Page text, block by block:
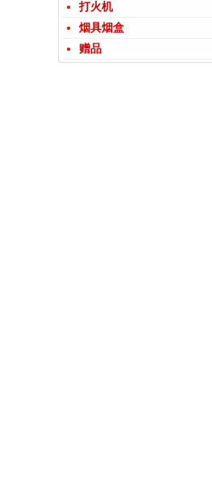
打火机
烟具烟盒
赠品